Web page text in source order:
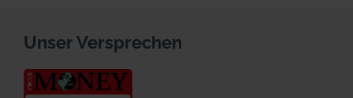
Unser Versprechen